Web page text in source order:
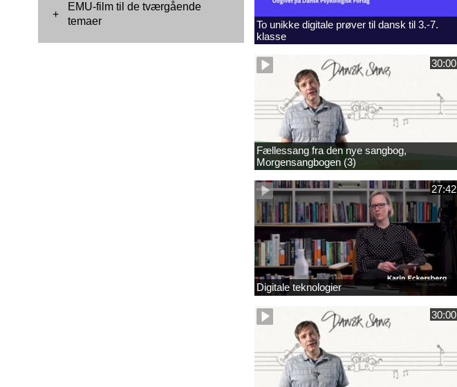
+
EMU-film til de tværgående
temaer
To unikke digitale prøver til dansk til 3.-7.
klasse
30:00
Fællessang fra den nye sangbog,
Morgensangbogen (3)
27:42
Digitale teknologier
30:00